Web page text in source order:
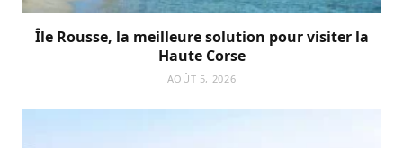
Île Rousse, la meilleure solution pour visiter la
Haute Corse
AOÛT 5, 2026